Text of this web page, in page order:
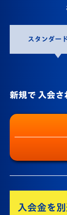
スタンダー
新規で 入会さ
入会金を